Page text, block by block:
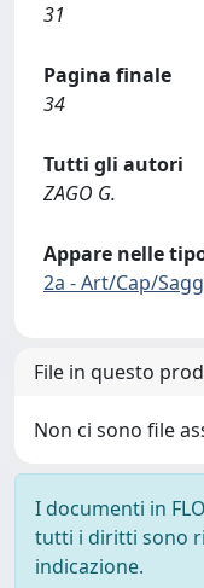
31
Pagina finale
34
Tutti gli autori
ZAGO G.
Appare nelle
2a - Art/Cap/
File in questo
Non ci sono file
I documenti in
tutti i diritti sono
indicazione.